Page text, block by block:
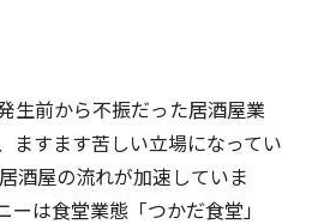
生前から不振だった居酒屋業
ますます苦しい立場になってい
酒屋の流れが加速していま
ーは食堂業態「つかだ食堂」